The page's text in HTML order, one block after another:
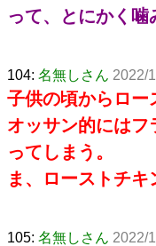
って、とにかく噛
104: 名無しさん 2022/
子供の頃からロー
オッサン的には
ってしまう。
ま、ローストチ
105: 名無しさん 2022/